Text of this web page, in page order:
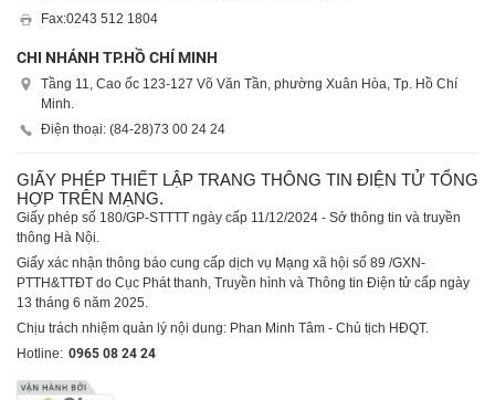
Fax:0243 512 1804
CHI NHÁNH TP.HỒ CHÍ MINH
Tầng 11, Cao ốc 123-127 Võ Văn Tần, phường Xuân Hòa, Tp. Hồ Chí
Minh.
Điện thoại: (84-28)73 00 24 24
GIẤY PHÉP THIẾT LẬP TRANG THÔNG TIN ĐIỆN TỬ TỔNG
HỢP TRÊN MẠNG.
Giấy phép số 180/GP-STTTT ngày cấp 11/12/2024 - Sở thông tin và truyền
thông Hà Nội.
Giấy xác nhận thông báo cung cấp dịch vụ Mạng xã hội số 89 /GXN-
PTTH&TTĐT do Cục Phát thanh, Truyền hình và Thông tin Điện tử cấp ngày
13 tháng 6 năm 2025.
Chịu trách nhiệm quản lý nội dung: Phan Minh Tâm - Chủ tịch HĐQT.
Hotline: 0965 08 24 24